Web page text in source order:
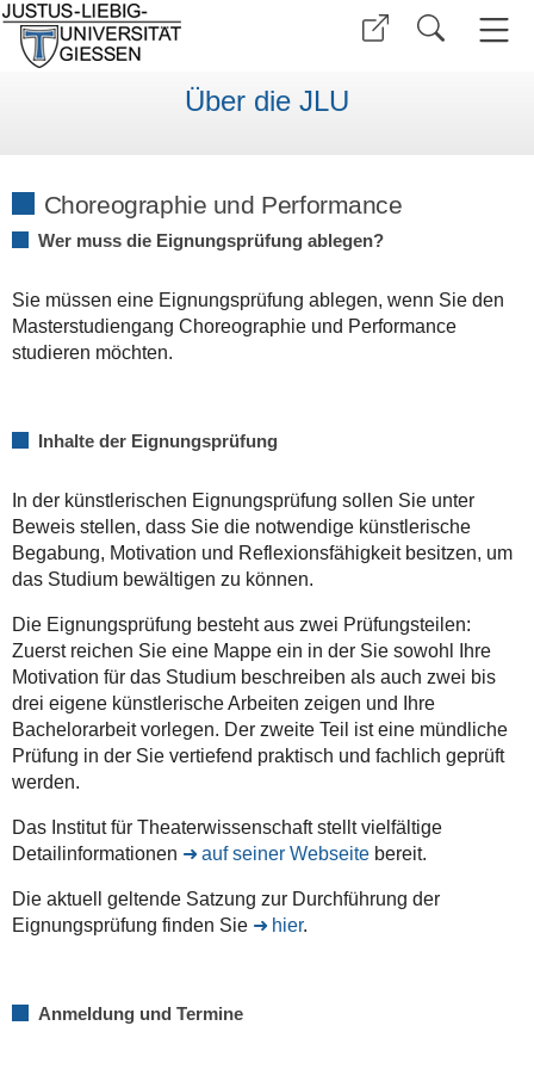
Über die JLU
Choreographie und Performance
Wer muss die Eignungsprüfung ablegen?
Sie müssen eine Eignungsprüfung ablegen, wenn Sie den
Masterstudiengang Choreographie und Performance
studieren möchten.
Inhalte der Eignungsprüfung
In der künstlerischen Eignungsprüfung sollen Sie unter
Beweis stellen, dass Sie die notwendige künstlerische
Begabung, Motivation und Reflexionsfähigkeit besitzen, um
das Studium bewältigen zu können.
Die Eignungsprüfung besteht aus zwei Prüfungsteilen:
Zuerst reichen Sie eine Mappe ein in der Sie sowohl Ihre
Motivation für das Studium beschreiben als auch zwei bis
drei eigene künstlerische Arbeiten zeigen und Ihre
Bachelorarbeit vorlegen. Der zweite Teil ist eine mündliche
Prüfung in der Sie vertiefend praktisch und fachlich geprüft
werden.
Das Institut für Theaterwissenschaft stellt vielfältige
Detailinformationen
auf seiner Webseitebereit.
Die aktuell geltende Satzung zur Durchführung der
Eignungsprüfung finden Sie
hier.
Anmeldung und Termine